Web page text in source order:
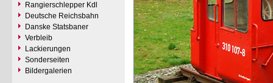
Rangierschlepper Kdl
Deutsche Reichsbahn
Danske Statsbaner
Verbleib
Lackierungen
Sonderseiten
Bildergalerien